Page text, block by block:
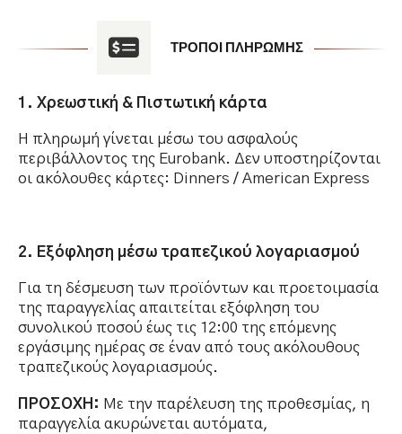
ΤΡΌΠΟΙ ΠΛΗΡΩΜΉΣ
1. Χρεωστική & Πιστωτική κάρτα
Η πληρωμή γίνεται μέσω του ασφαλούς
περιβάλλοντος της Eurobank. Δεν υποστηρίζονται
οι ακόλουθες κάρτες: Dinners / American Express
2. Εξόφληση μέσω τραπεζικού λογαριασμού
Για τη δέσμευση των προϊόντων και προετοιμασία
της παραγγελίας απαιτείται εξόφληση του
συνολικού ποσού έως τις 12:00 της επόμενης
εργάσιμης ημέρας σε έναν από τους ακόλουθους
τραπεζικούς λογαριασμούς.
ΠΡΟΣΟΧΗ: Με την παρέλευση της προθεσμίας, η
παραγγελία ακυρώνεται αυτόματα,